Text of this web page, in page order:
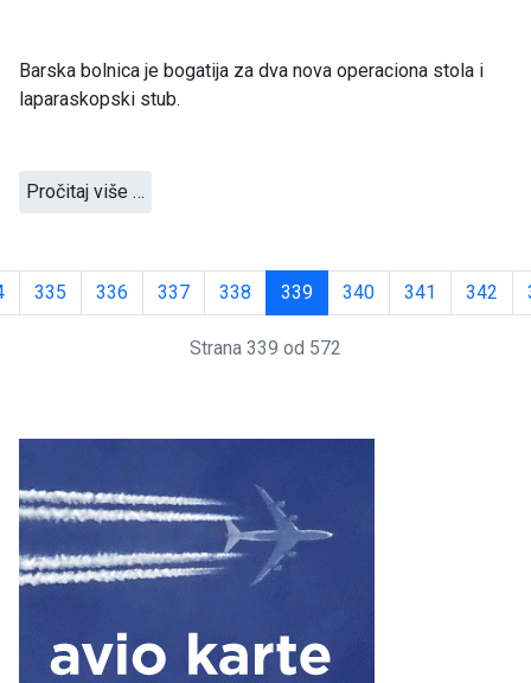
Barska bolnica je bogatija za dva nova operaciona stola i
laparaskopski stub.
Pročitaj više …
335 336 337 338 339 340 341 342
Strana 339 od 572